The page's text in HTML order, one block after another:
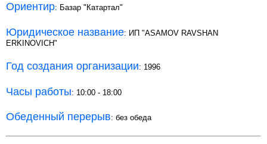
Ориентир: Базар "Катартал"
Юридическое название: ИП "ASAMOV RAVSHAN
ERKINOVICH"
Год создания организации: 1996
Часы работы: 10:00 - 18:00
Обеденный перерыв: без обеда